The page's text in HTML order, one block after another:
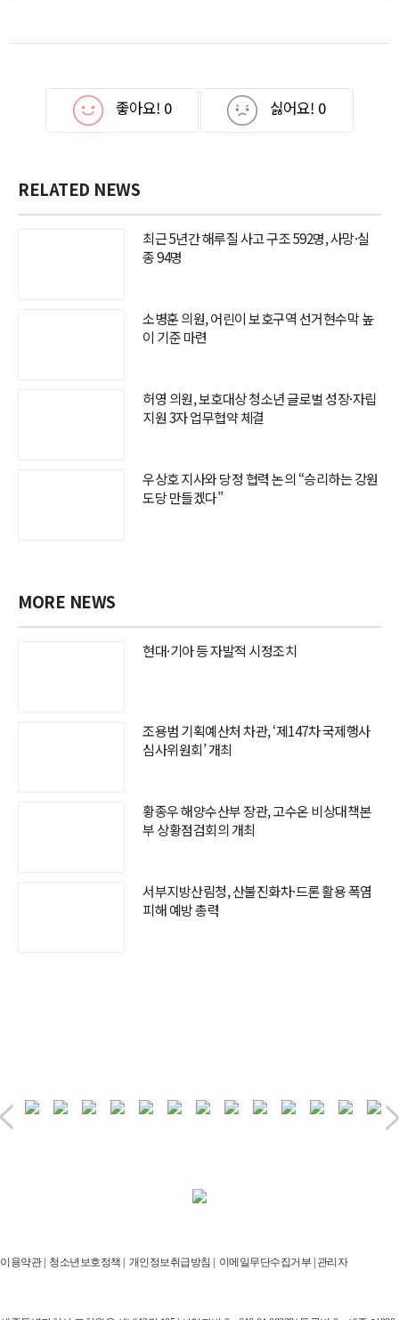
좋아요! 0 싫어요! 0
RELATED NEWS
최근 5년간 해루질 사고 구조 592명, 사망·실
종 94명
소병훈 의원, 어린이 보호구역 선거현수막 높
이 기준 마련
허영 의원, 보호대상 청소년 글로벌 성장·자립
지원 3자 업무협약 체결
우상호 지사와 당정 협력 논의 “승리하는 강원
도당 만들겠다”
MORE NEWS
현대·기아 등 자발적 시정조치
조용범 기획예산처 차관, ‘제147차 국제행사
심사위원회’ 개최
황종우 해양수산부 장관, 고수온 비상대책본
부 상황점검회의 개최
서부지방산림청, 산불진화차·드론 활용 폭염
피해 예방 총력
이용약관| 청소년보호정책 | 개인정보취급방침 | 이메일무단수집거부 | 관리자